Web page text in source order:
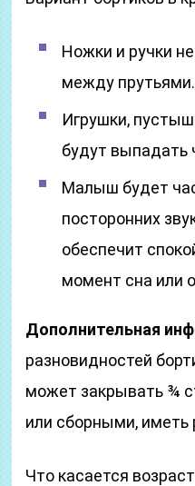
Ножки и ручки
между прутьями.
Игрушки,
будут выпадать
Малыш будет
посторонних
обеспечит
момент сна или
Дополнительная
разновидностей
может закрывать ¾
или сборными, иметь
Что касается